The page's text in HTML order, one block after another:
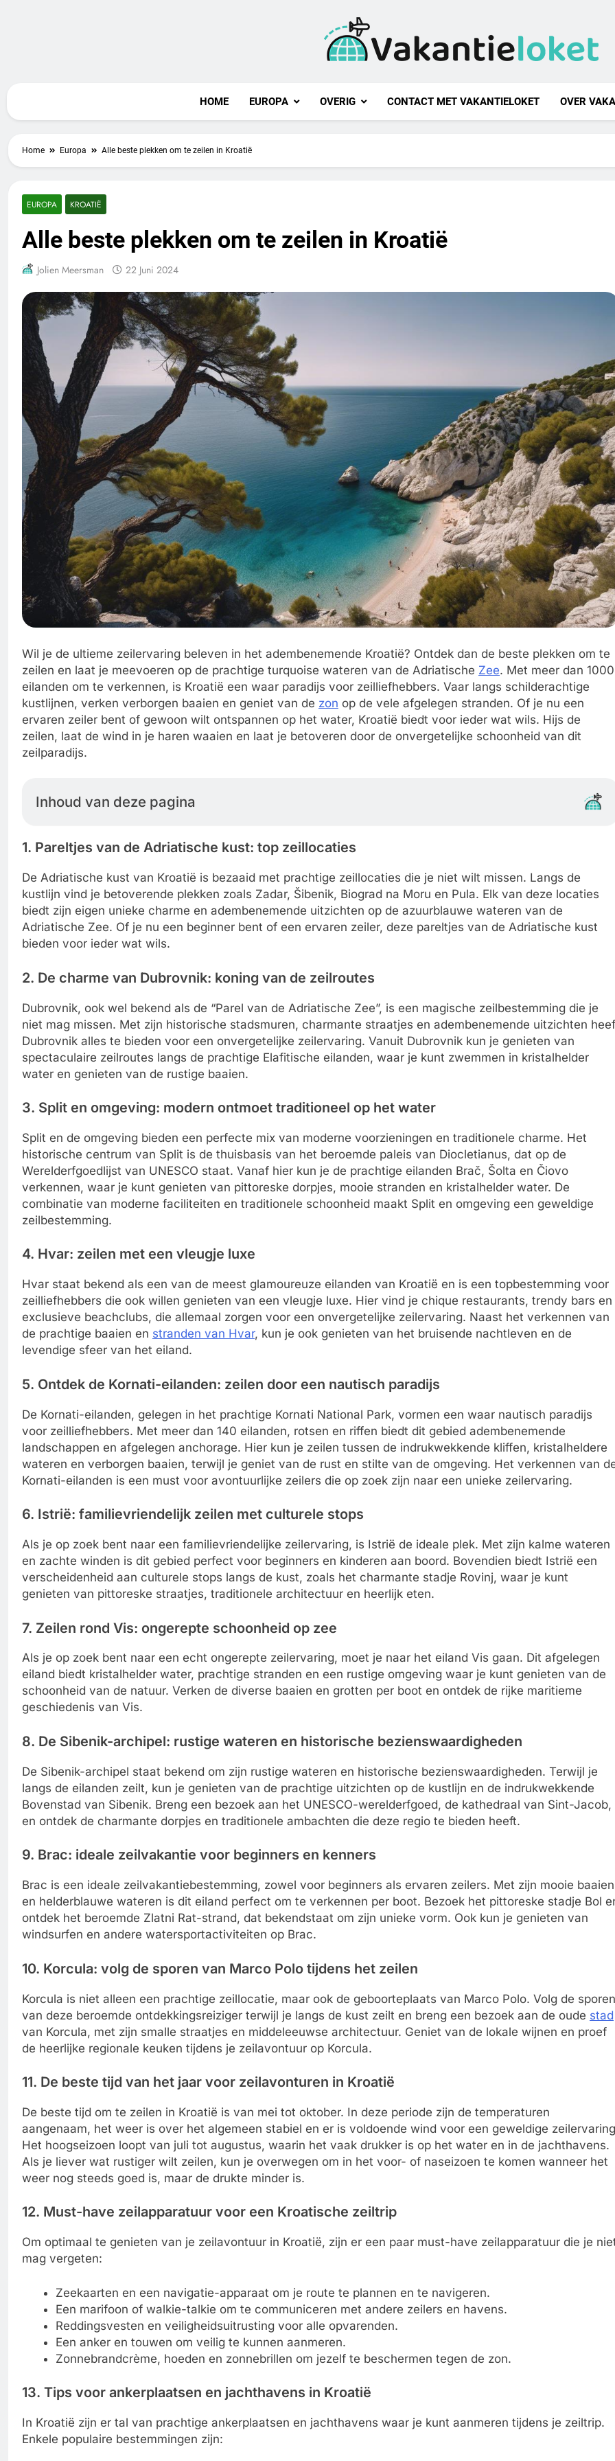
HOME EUROPA OVERIG CONTACT MET VAKANTIELOKET OVER
Home Europa Alle beste plekken om te zeilen in Kroatië
EUROPA KROATIË
Alle beste plekken om te zeilen in Kroatië
Jolien Meersman 22 Juni 2024
Wil je de ultieme zeilervaring beleven in het adembenemende Kroatië? Ontdek dan de beste plekken om te
zeilen en laat je meevoeren op de prachtige turquoise wateren van de Adriatische Zee. Met meer dan 1000
eilanden om te verkennen, is Kroatië een waar paradijs voor zeilliefhebbers. Vaar langs schilderachtige
kustlijnen, verken verborgen baaien en geniet van de zon op de vele afgelegen stranden. Of je nu een
ervaren zeiler bent of gewoon wilt ontspannen op het water, Kroatië biedt voor ieder wat wils. Hijs de
zeilen, laat de wind in je haren waaien en laat je betoveren door de onvergetelijke schoonheid van dit
zeilparadijs.
Inhoud van deze pagina
1. Pareltjes van de Adriatische kust: top zeillocaties
De Adriatische kust van Kroatië is bezaaid met prachtige zeillocaties die je niet wilt missen. Langs de
kustlijn vind je betoverende plekken zoals Zadar, Šibenik, Biograd na Moru en Pula. Elk van deze locaties
biedt zijn eigen unieke charme en adembenemende uitzichten op de azuurblauwe wateren van de
Adriatische Zee. Of je nu een beginner bent of een ervaren zeiler, deze pareltjes van de Adriatische kust
bieden voor ieder wat wils.
2. De charme van Dubrovnik: koning van de zeilroutes
Dubrovnik, ook wel bekend als de “Parel van de Adriatische Zee”, is een magische zeilbestemming die je
niet mag missen. Met zijn historische stadsmuren, charmante straatjes en adembenemende uitzichten
Dubrovnik alles te bieden voor een onvergetelijke zeilervaring. Vanuit Dubrovnik kun je genieten van
spectaculaire zeilroutes langs de prachtige Elafitische eilanden, waar je kunt zwemmen in kristalhelder
water en genieten van de rustige baaien.
3. Split en omgeving: modern ontmoet traditioneel op het water
Split en de omgeving bieden een perfecte mix van moderne voorzieningen en traditionele charme. Het
historische centrum van Split is de thuisbasis van het beroemde paleis van Diocletianus, dat op de
Werelderfgoedlijst van UNESCO staat. Vanaf hier kun je de prachtige eilanden Brač, Šolta en Čiovo
verkennen, waar je kunt genieten van pittoreske dorpjes, mooie stranden en kristalhelder water. De
combinatie van moderne faciliteiten en traditionele schoonheid maakt Split en omgeving een geweldige
zeilbestemming.
4. Hvar: zeilen met een vleugje luxe
Hvar staat bekend als een van de meest glamoureuze eilanden van Kroatië en is een topbestemming voor
zeilliefhebbers die ook willen genieten van een vleugje luxe. Hier vind je chique restaurants, trendy bars en
exclusieve beachclubs, die allemaal zorgen voor een onvergetelijke zeilervaring. Naast het verkennen van
de prachtige baaien en stranden van Hvar, kun je ook genieten van het bruisende nachtleven en de
levendige sfeer van het eiland.
5. Ontdek de Kornati-eilanden: zeilen door een nautisch paradijs
De Kornati-eilanden, gelegen in het prachtige Kornati National Park, vormen een waar nautisch paradijs
voor zeilliefhebbers. Met meer dan 140 eilanden, rotsen en riffen biedt dit gebied adembenemende
landschappen en afgelegen anchorage. Hier kun je zeilen tussen de indrukwekkende kliffen, kristalheldere
wateren en verborgen baaien, terwijl je geniet van de rust en stilte van de omgeving. Het verkennen van
Kornati-eilanden is een must voor avontuurlijke zeilers die op zoek zijn naar een unieke zeilervaring.
6. Istrië: familievriendelijk zeilen met culturele stops
Als je op zoek bent naar een familievriendelijke zeilervaring, is Istrië de ideale plek. Met zijn kalme wateren
en zachte winden is dit gebied perfect voor beginners en kinderen aan boord. Bovendien biedt Istrië een
verscheidenheid aan culturele stops langs de kust, zoals het charmante stadje Rovinj, waar je kunt
genieten van pittoreske straatjes, traditionele architectuur en heerlijk eten.
7. Zeilen rond Vis: ongerepte schoonheid op zee
Als je op zoek bent naar een echt ongerepte zeilervaring, moet je naar het eiland Vis gaan. Dit afgelegen
eiland biedt kristalhelder water, prachtige stranden en een rustige omgeving waar je kunt genieten van de
schoonheid van de natuur. Verken de diverse baaien en grotten per boot en ontdek de rijke maritieme
geschiedenis van Vis.
8. De Sibenik-archipel: rustige wateren en historische bezienswaardigheden
De Sibenik-archipel staat bekend om zijn rustige wateren en historische bezienswaardigheden. Terwijl je
langs de eilanden zeilt, kun je genieten van de prachtige uitzichten op de kustlijn en de indrukwekkende
Bovenstad van Sibenik. Breng een bezoek aan het UNESCO-werelderfgoed, de kathedraal van Sint-Jacob,
en ontdek de charmante dorpjes en traditionele ambachten die deze regio te bieden heeft.
9. Brac: ideale zeilvakantie voor beginners en kenners
Brac is een ideale zeilvakantiebestemming, zowel voor beginners als ervaren zeilers. Met zijn mooie baaien
en helderblauwe wateren is dit eiland perfect om te verkennen per boot. Bezoek het pittoreske stadje Bol
ontdek het beroemde Zlatni Rat-strand, dat bekendstaat om zijn unieke vorm. Ook kun je genieten van
windsurfen en andere watersportactiviteiten op Brac.
10. Korcula: volg de sporen van Marco Polo tijdens het zeilen
Korcula is niet alleen een prachtige zeillocatie, maar ook de geboorteplaats van Marco Polo. Volg de sporen
van deze beroemde ontdekkingsreiziger terwijl je langs de kust zeilt en breng een bezoek aan de oude stad
van Korcula, met zijn smalle straatjes en middeleeuwse architectuur. Geniet van de lokale wijnen en proef
de heerlijke regionale keuken tijdens je zeilavontuur op Korcula.
11. De beste tijd van het jaar voor zeilavonturen in Kroatië
De beste tijd om te zeilen in Kroatië is van mei tot oktober. In deze periode zijn de temperaturen
aangenaam, het weer is over het algemeen stabiel en er is voldoende wind voor een geweldige
Het hoogseizoen loopt van juli tot augustus, waarin het vaak drukker is op het water en in de jachthavens.
Als je liever wat rustiger wilt zeilen, kun je overwegen om in het voor- of naseizoen te komen wanneer het
weer nog steeds goed is, maar de drukte minder is.
12. Must-have zeilapparatuur voor een Kroatische zeiltrip
Om optimaal te genieten van je zeilavontuur in Kroatië, zijn er een paar must-have zeilapparatuur die je
mag vergeten:
Zeekaarten en een navigatie-apparaat om je route te plannen en te navigeren.
Een marifoon of walkie-talkie om te communiceren met andere zeilers en havens.
Reddingsvesten en veiligheidsuitrusting voor alle opvarenden.
Een anker en touwen om veilig te kunnen aanmeren.
Zonnebrandcrème, hoeden en zonnebrillen om jezelf te beschermen tegen de zon.
13. Tips voor ankerplaatsen en jachthavens in Kroatië
In Kroatië zijn er tal van prachtige ankerplaatsen en jachthavens waar je kunt aanmeren tijdens je zeiltrip.
Enkele populaire bestemmingen zijn: